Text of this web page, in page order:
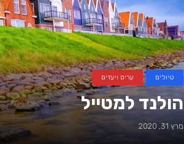
טיולים ערים ויעדים
הולנד למטייל
מרץ 31, 2020